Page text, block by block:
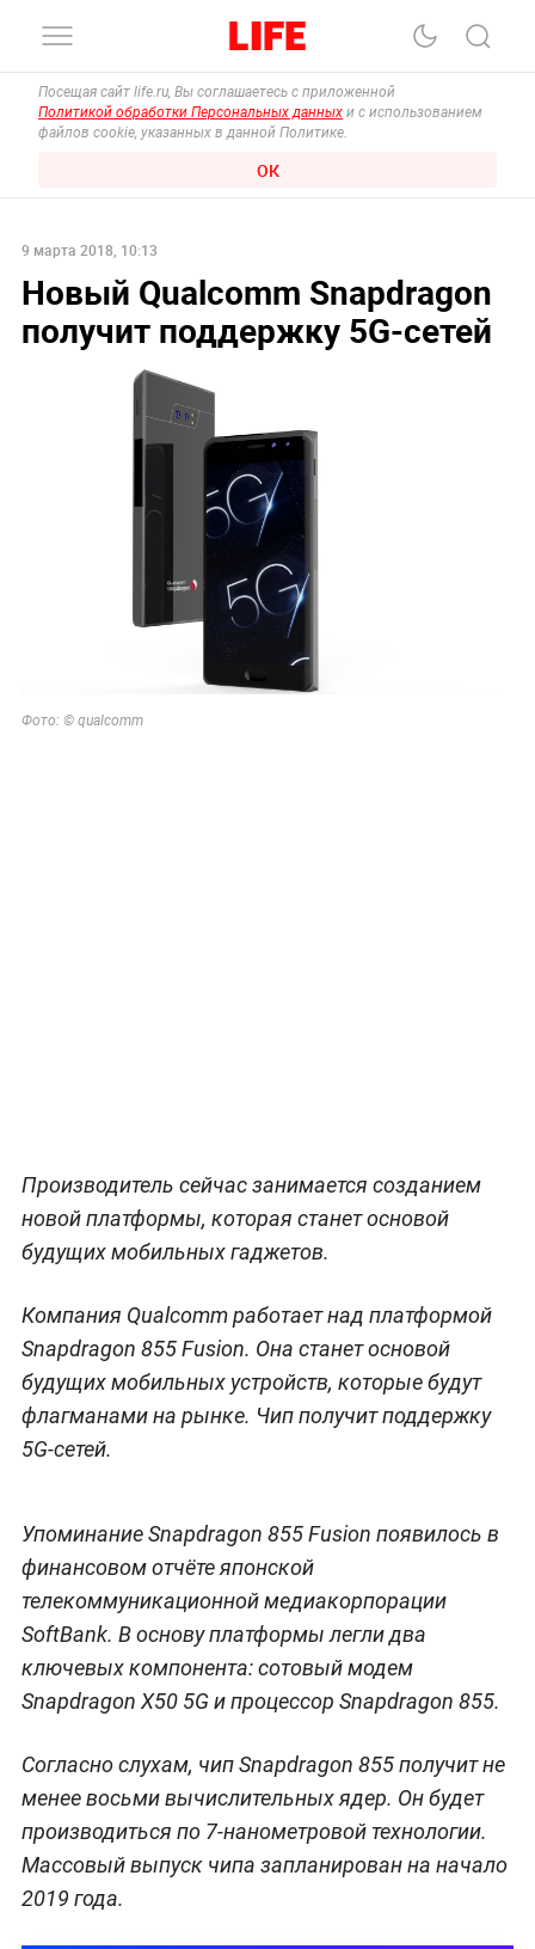
Посещая сайт life.ru, Вы соглашаетесь с приложенной
Политикой обработки Персональных данных и с использованием
файлов cookie, указанных в данной Политике.
ОК
9 марта 2018, 10:13
Новый Qualcomm Snapdragon
получит поддержку 5G-сетей
Фото: © qualcomm
Производитель сейчас занимается созданием
новой платформы, которая станет основой
будущих мобильных гаджетов.
Компания Qualcomm работает над платформой
Snapdragon 855 Fusion. Она станет основой
будущих мобильных устройств, которые будут
флагманами на рынке. Чип получит поддержку
5G-сетей.
Упоминание Snapdragon 855 Fusion появилось в
финансовом отчёте японской
телекоммуникационной медиакорпорации
SoftBank. В основу платформы легли два
ключевых компонента: сотовый модем
Snapdragon X50 5G и процессор Snapdragon 855.
Согласно слухам, чип Snapdragon 855 получит не
менее восьми вычислительных ядер. Он будет
производиться по 7-нанометровой технологии.
Массовый выпуск чипа запланирован на начало
2019 года.